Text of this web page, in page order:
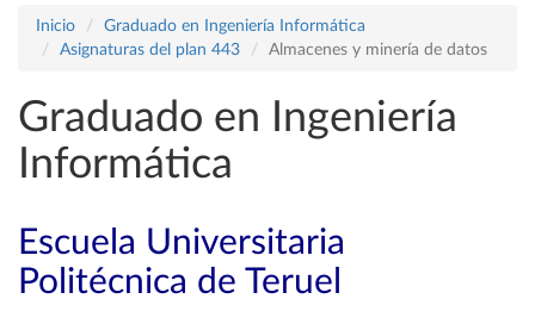
Inicio
Graduado en Ingeniería Informática
Asignaturas del plan 443
Almacenes y minería de datos
Graduado en Ingeniería
Informática
Escuela Universitaria
Politécnica de Teruel